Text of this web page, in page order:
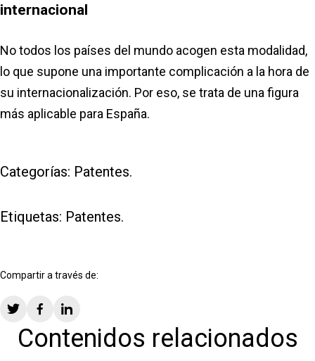
internacional
No todos los países del mundo acogen esta modalidad,
lo que supone una importante complicación a la hora de
su internacionalización. Por eso, se trata de una figura
más aplicable para España.
Categorías: Patentes.
Etiquetas: Patentes.
Compartir a través de:
Contenidos relacionados